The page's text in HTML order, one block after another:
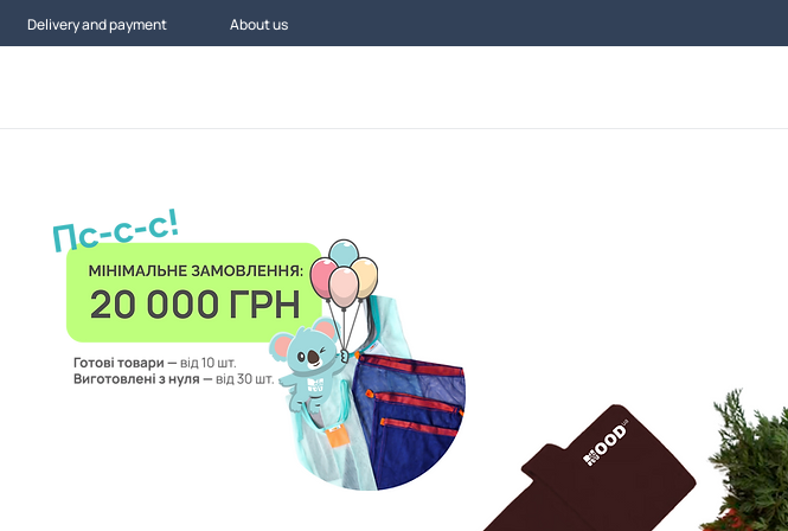
Delivery and payment About us